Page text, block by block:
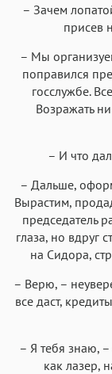
– Зачем
присев
– Мы
поправился
госслужбе.
Возражать
– И что
– Дальше,
Вырастим,
председатель
глаза, но вдруг
на Сидора,
– Верю, –
все даст,
– Я тебя знаю,
как лазер,